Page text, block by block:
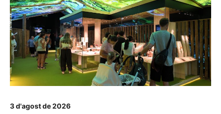
3 d'agost de 2026